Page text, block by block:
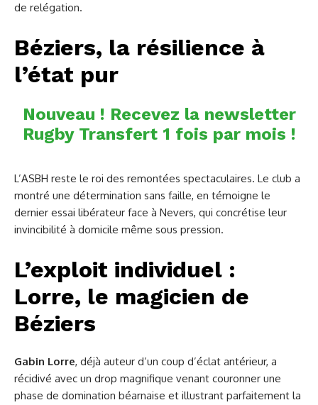
de relégation.
Béziers, la résilience à
l’état pur
Nouveau ! Recevez la newsletter
Rugby Transfert 1 fois par mois !
L’ASBH reste le roi des remontées spectaculaires. Le club a
montré une détermination sans faille, en témoigne le
dernier essai libérateur face à Nevers, qui concrétise leur
invincibilité à domicile même sous pression.
L’exploit individuel :
Lorre, le magicien de
Béziers
Gabin Lorre, déjà auteur d’un coup d’éclat antérieur, a
récidivé avec un drop magnifique venant couronner une
phase de domination béarnaise et illustrant parfaitement la